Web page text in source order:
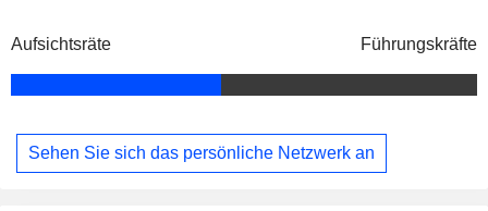
Aufsichtsräte Führungskräfte
Sehen Sie sich das persönliche Netzwerk an